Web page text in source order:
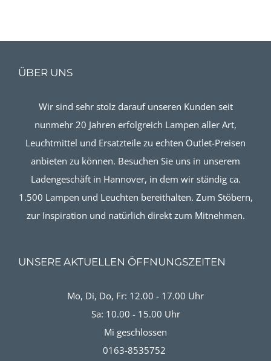
ÜBER UNS
Wir sind sehr stolz darauf unseren Kunden seit
nunmehr 20 Jahren erfolgreich Lampen aller Art,
Leuchtmittel und Ersatzteile zu echten Outlet-Preisen
anbieten zu können. Besuchen Sie uns in unserem
Ladengeschäft in Hannover, in dem wir ständig ca.
1.500 Lampen und Leuchten bereithalten. Zum Stöbern,
zur Inspiration und natürlich direkt zum Mitnehmen.
UNSERE AKTUELLEN ÖFFNUNGSZEITEN
Mo, Di, Do, Fr: 12.00 - 17.00 Uhr
Sa: 10.00 - 15.00 Uhr
Mi geschlossen
0163-8535752